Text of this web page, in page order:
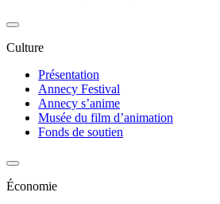
Culture
Présentation
Annecy Festival
Annecy s’anime
Musée du film d’animation
Fonds de soutien
Économie